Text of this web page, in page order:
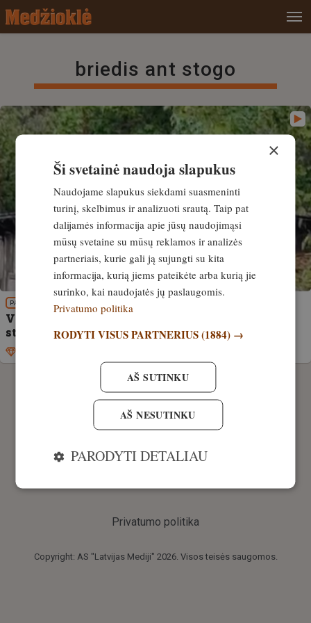
briedis ant stogo
PATIRTIS
Vaizdo įrašas. Taline užfiksuotas ant pašiūrės
stogo vaikštantis briedis
Copyright: AS "Latvijas Mediji" 2026. Visos teisės saugomos.
Privatumo politika
×
Ši svetainė naudoja slapukus
Naudojame slapukus siekdami suasmeninti
turinį, skelbimus ir analizuoti srautą. Taip pat
dalijamės informacija apie jūsų naudojimąsi
mūsų svetaine su mūsų reklamos ir analizės
partneriais, kurie gali ją sujungti su kita
informacija, kurią jiems pateikėte arba kurią jie
surinko, kai naudojatės jų paslaugomis.
Privatumo politika
RODYTI VISUS PARTNERIUS(1884) →
AŠ SUTINKU
AŠ NESUTINKU
PARODYTI DETALIAU